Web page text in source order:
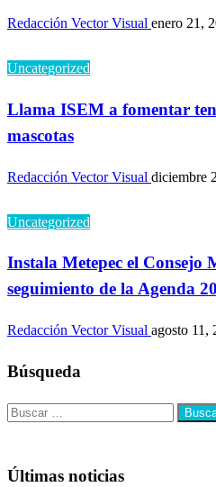
Redacción Vector Visual enero 21,
Uncategorized
Llama ISEM a fomentar
mascotas
Redacción Vector Visual diciembre
Uncategorized
Instala Metepec el Consejo
seguimiento de la Agenda
Redacción Vector Visual agosto 11,
Búsqueda
Buscar:
Últimas noticias